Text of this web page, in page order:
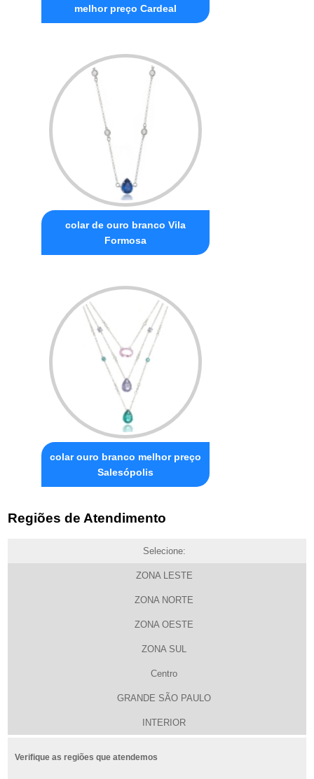
melhor preço Cardeal
colar de ouro branco Vila
Formosa
colar ouro branco melhor preço
Salesópolis
Regiões de Atendimento
Selecione:
ZONA LESTE
ZONA NORTE
ZONA OESTE
ZONA SUL
Centro
GRANDE SÃO PAULO
INTERIOR
Verifique as regiões que atendemos